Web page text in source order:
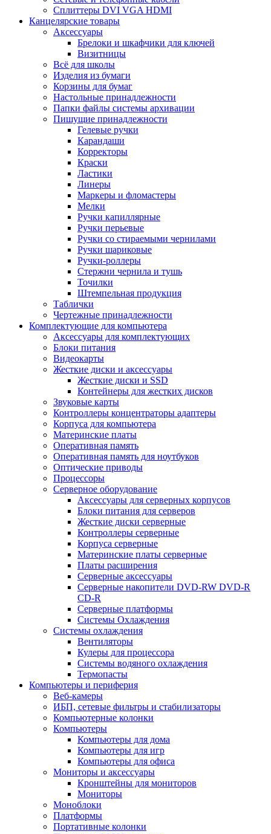
Сплиттеры DVI VGA HDMI
Канцелярские товары
Аксессуары
Брелоки и шкафчики для ключей
Визитницы
Всё для школы
Изделия из бумаги
Корзины для бумаг
Настольные принадлежности
Папки файлы системы архивации
Пишущие принадлежности
Гелевые ручки
Карандаши
Корректоры
Краски
Ластики
Линеры
Маркеры и фломастеры
Мелки
Ручки капиллярные
Ручки перьевые
Ручки со стираемыми чернилами
Ручки шариковые
Ручки-роллеры
Стержни чернила и тушь
Точилки
Штемпельная продукция
Таблички
Чертежные принадлежности
Комплектующие для компьютера
Аксессуары для комплектующих
Блоки питания
Видеокарты
Жесткие диски и аксессуары
Жесткие диски и SSD
Контейнеры для жестких дисков
Звуковые карты
Контроллеры концентраторы адаптеры
Корпуса для компьютера
Материнские платы
Оперативная память
Оперативная память для ноутбуков
Оптические приводы
Процессоры
Серверное оборудование
Аксессуары для серверных корпусов
Блоки питания для серверов
Жесткие диски серверные
Контроллеры серверные
Корпуса серверные
Материнские платы серверные
Платы расширения
Серверные аксессуары
Серверные накопители DVD-RW DVD-R
CD-R
Серверные платформы
Системы Охлаждения
Системы охлаждения
Вентиляторы
Кулеры для процессора
Системы водяного охлаждения
Термопасты
Компьютеры и периферия
Веб-камеры
ИБП, сетевые фильтры и стабилизаторы
Компьютерные колонки
Компьютеры
Компьютеры для дома
Компьютеры для игр
Компьютеры для офиса
Мониторы и аксессуары
Кронштейны для мониторов
Мониторы
Моноблоки
Платформы
Портативные колонки